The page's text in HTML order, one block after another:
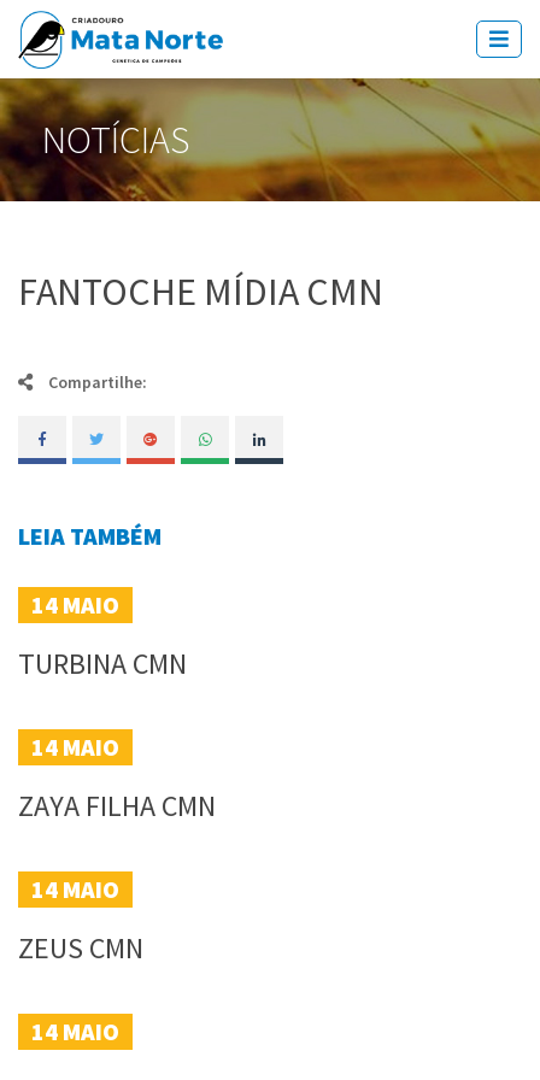
NOTÍCIAS
FANTOCHE MÍDIA CMN
Compartilhe:
LEIA TAMBÉM
14 MAIO
TURBINA CMN
14 MAIO
ZAYA FILHA CMN
14 MAIO
ZEUS CMN
14 MAIO